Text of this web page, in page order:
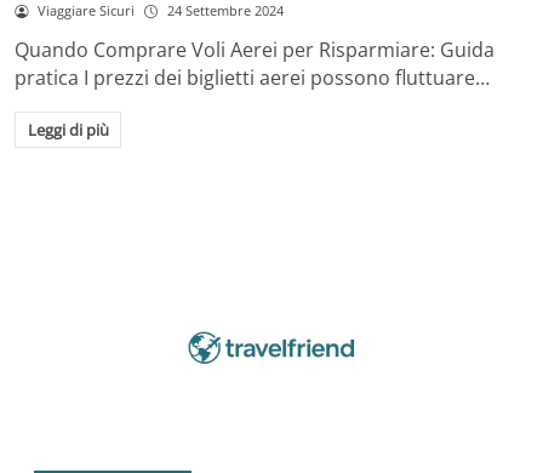
Viaggiare Sicuri 24 Settembre 2024
Quando Comprare Voli Aerei per Risparmiare: Guida
pratica I prezzi dei biglietti aerei possono fluttuare…
Leggi di più